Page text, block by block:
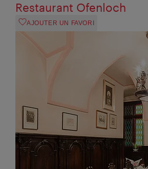
Restaurant Ofenloch
AJOUTER UN FAVORI